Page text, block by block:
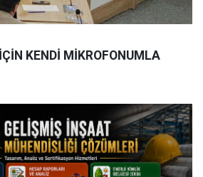
KENDİ MİKROFONUMLA